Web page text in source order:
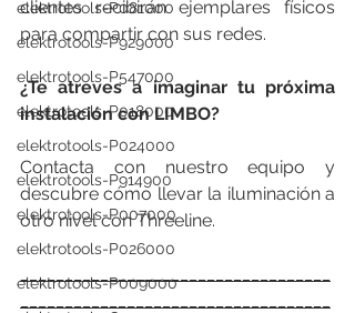
elektrotools-P081000
elektrotools-P929000
elektrotools-P547000
elektrotools-P018000
elektrotools-P024000
elektrotools-P914900
elektrotools-P007000
elektrotools-P026000
elektrotools-P009000
clientes recibirán ejemplares físicos
para compartir con sus redes.
¿Te atreves a imaginar tu próxima
instalación con LIMBO?
Contacta con nuestro equipo y
descubre cómo llevar la iluminación a
otro nivel con Threeline.
___________________________________